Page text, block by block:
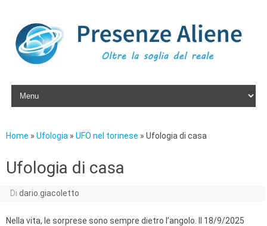
Skip to content
Home » Ufologia » UFO nel torinese » Ufologia di casa
Ufologia di casa
Di dario.giacoletto
Nella vita, le sorprese sono sempre dietro l’angolo. Il 18/9/2025